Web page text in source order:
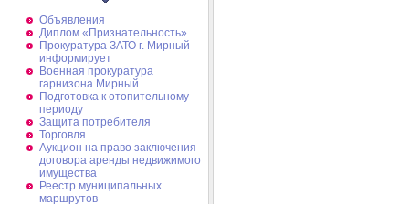
Объявления
Диплом «Признательность»
Прокуратура ЗАТО г. Мирный
информирует
Военная прокуратура
гарнизона Мирный
Подготовка к отопительному
периоду
Защита потребителя
Торговля
Аукцион на право заключения
договора аренды недвижимого
имущества
Реестр муниципальных
маршрутов